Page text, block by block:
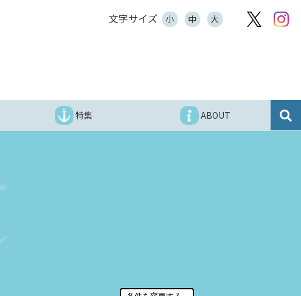
文字サイズ 小 中 大
特集 ABOUT